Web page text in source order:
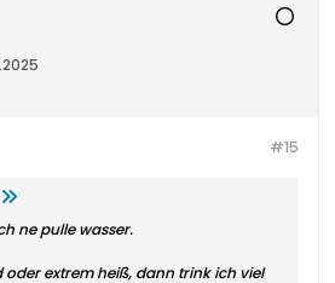
#15
ne pulle wasser.
oder extrem heiß, dann trink ich viel